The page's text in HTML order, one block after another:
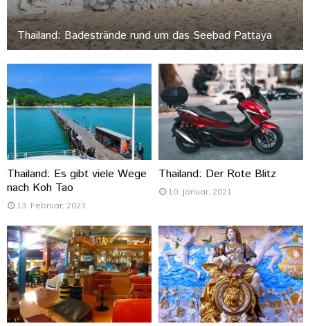
Thailand: Badestrände rund um das Seebad Pattaya
Thailand: Es gibt viele Wege
nach Koh Tao
13. Februar, 2023
Thailand: Der Rote Blitz
10. Januar, 2021